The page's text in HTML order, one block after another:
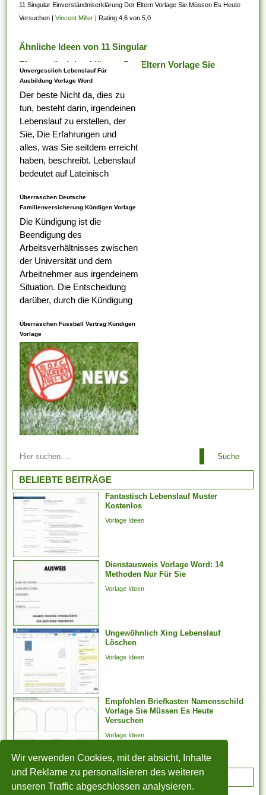
Wir verwenden Cookies, mit der absicht, Inhalte
und Reklame zu personalisieren des weiteren
unseren Traffic abgeschlossen analysieren.
11 Singular Einverständniserklärung Der Eltern Vorlage Sie Müssen Es Heute
Versuchen |Vincent Miller |Rating 4,6 von 5,0
Ähnliche Ideen von 11 Singular
Einverständniserklärung Der Eltern Vorlage Sie
Müssen Es Heute Versuchen
Unvergesslich Lebenslauf Für
Ausbildung Vorlage Word
Der beste Nicht da, dies zu
tun, besteht darin, irgendeinen
Lebenslauf zu erstellen, der
Sie, Die Erfahrungen und
alles, was Sie seitdem erreicht
haben, beschreibt. Lebenslauf
bedeutet auf Lateinisch
Tabelle darauf ist,...
Überraschen Deutsche
Familienversicherung Kündigen Vorlage
Die Kündigung ist die
Beendigung des
Arbeitsverhältnisses zwischen
der Universität und dem
Arbeitnehmer aus irgendeinem
Situation. Die Entscheidung
darüber, durch die Kündigung
ungerecht ist , alternativ nicht,
liegt bei dem
Arbeitsaufsichtsbeamten oder
vom Ermessen des...
Überraschen Fussball Vertrag Kündigen
Vorlage
Arbeitgeber ist es es
untersagt, irgendeinen
Arbeitnehmer zu entlassen,
der aufgrund der Teilnahme an
Arbeitstreffen und der Layout
von Arbeitsforderungen
darüber hinaus -
verhandlungen, deren
Jahresabschluss noch
aussteht, bei weitem nicht
weiter arbeiten
möglicherweise. Er kann...
Suche
BELIEBTE BEITRÄGE
Fantastisch Lebenslauf Muster
Kostenlos
Vorlage Ideen
Dienstausweis Vorlage Word: 14
Methoden Nur Für Sie
Vorlage Ideen
Ungewöhnlich Xing Lebenslauf
Löschen
Vorlage Ideen
Empfohlen Briefkasten Namensschild
Vorlage Sie Müssen Es Heute
Versuchen
Vorlage Ideen
ADVERTISEMENT